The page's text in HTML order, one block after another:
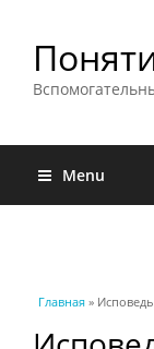
Menu
Вы здесь
Главная »